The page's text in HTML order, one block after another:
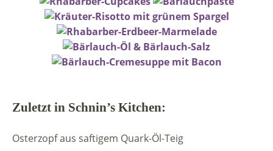
Zuletzt in Schnin’s Kitchen:
Osterzopf aus saftigem Quark-Öl-Teig